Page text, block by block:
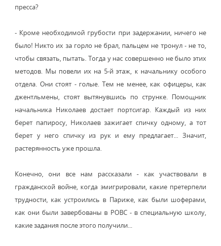
пресса?
- Кроме необходимой грубости при задержании, ничего не
было! Никто их за горло не брал, пальцем не тронул - не то,
чтобы связать, пытать. Тогда у нас совершенно не было этих
методов. Мы повели их на 5-й этаж, к начальнику особого
отдела. Они стоят - голые. Тем не менее, как офицеры, как
джентльмены, стоят вытянувшись по струнке. Помощник
начальника Николаев достает портсигар. Каждый из них
берет папиросу, Николаев зажигает спичку одному, а тот
берет у него спичку из рук и ему предлагает... Значит,
растерянность уже прошла.
Конечно, они все нам рассказали - как участвовали в
гражданской войне, когда эмигрировали, какие претерпели
трудности, как устроились в Париже, как были шоферами,
как они были завербованы в РОВС - в специальную школу,
какие задания после этого получили...